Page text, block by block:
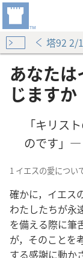
塔92 2/
あなた
じますか
「キリス
のです」―
1 イエスの愛につい
確かに，イエス
わたしたちが永
を備える際に筆
が，そのことを
する感謝に動か